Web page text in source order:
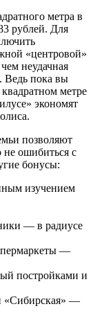
метра в
рублей. Для
«центровой»
неудачная
Ведь пока вы
метре
экономят
позволяют
не ошибиться с
бонусы:
изучением
— в радиусе
—
постройками и
«Сибирская» —